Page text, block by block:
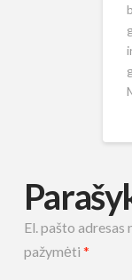
El. pašto adresas
pažymėti *